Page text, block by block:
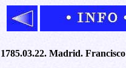
1785.03.22. Madrid.